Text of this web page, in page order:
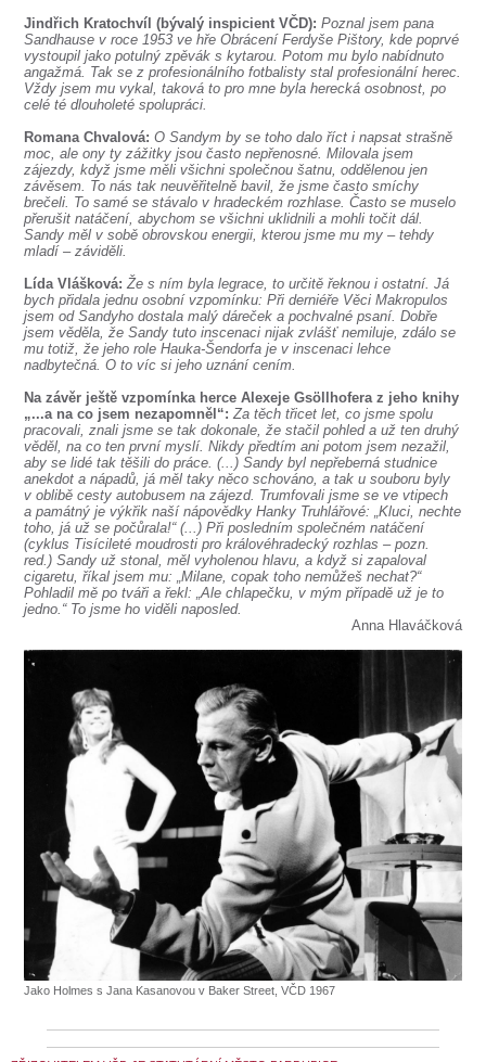
Jindřich Kratochvíl (bývalý inspicient VČD):Poznal jsem pana
Sandhause v roce 1953 ve hře Obrácení Ferdyše Pištory, kde poprvé
vystoupil jako potulný zpěvák s kytarou. Potom mu bylo nabídnuto
angažmá. Tak se z profesionálního fotbalisty stal profesionální herec.
Vždy jsem mu vykal, taková to pro mne byla herecká osobnost, po
celé té dlouholeté spolupráci.
Romana Chvalová: O Sandym by se toho dalo říct i napsat strašně
moc, ale ony ty zážitky jsou často nepřenosné. Milovala jsem
zájezdy, když jsme měli všichni společnou šatnu, oddělenou jen
závěsem. To nás tak neuvěřitelně bavil, že jsme často smíchy
brečeli. To samé se stávalo v hradeckém rozhlase. Často se muselo
přerušit natáčení, abychom se všichni uklidnili a mohli točit dál.
Sandy měl v sobě obrovskou energii, kterou jsme mu my – tehdy
mladí – záviděli.
Lída Vlášková: Že s ním byla legrace, to určitě řeknou i ostatní. Já
bych přidala jednu osobní vzpomínku: Při derniéře Věci Makropulos
jsem od Sandyho dostala malý dáreček a pochvalné psaní. Dobře
jsem věděla, že Sandy tuto inscenaci nijak zvlášť nemiluje, zdálo se
mu totiž, že jeho role Hauka-Šendorfa je v inscenaci lehce
nadbytečná. O to víc si jeho uznání cením.
Na závěr ještě vzpomínka herce Alexeje Gsöllhofera z jeho knihy
„...a na co jsem nezapomněl“:Za těch třicet let, co jsme spolu
pracovali, znali jsme se tak dokonale, že stačil pohled a už ten druhý
věděl, na co ten první myslí. Nikdy předtím ani potom jsem nezažil,
aby se lidé tak těšili do práce. (...) Sandy byl nepřeberná studnice
anekdot a nápadů, já měl taky něco schováno, a tak u souboru byly
v oblibě cesty autobusem na zájezd. Trumfovali jsme se ve vtipech
a památný je výkřik naší nápovědky Hanky Truhlářové: „Kluci, nechte
toho, já už se počůrala!“ (...) Při posledním společném natáčení
(cyklus Tisícileté moudrosti pro královéhradecký rozhlas – pozn.
red.) Sandy už stonal, měl vyholenou hlavu, a když si zapaloval
cigaretu, říkal jsem mu: „Milane, copak toho nemůžeš nechat?“
Pohladil mě po tváři a řekl: „Ale chlapečku, v mým případě už je to
jedno.“ To jsme ho viděli naposled.
Anna Hlaváčková
Jako Holmes s Jana Kasanovou v Baker Street, VČD 1967